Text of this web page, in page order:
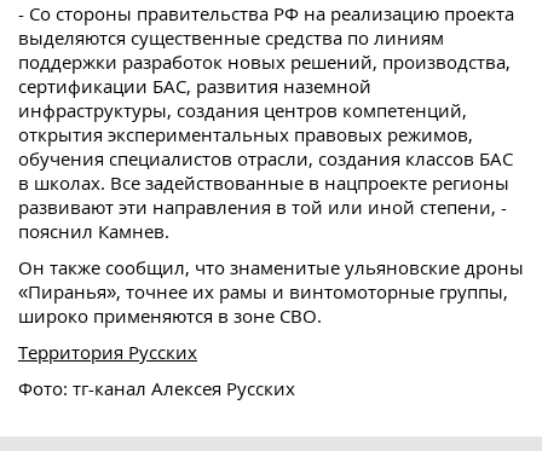
- Со стороны правительства РФ на реализацию проекта
выделяются существенные средства по линиям
поддержки разработок новых решений, производства,
сертификации БАС, развития наземной
инфраструктуры, создания центров компетенций,
открытия экспериментальных правовых режимов,
обучения специалистов отрасли, создания классов БАС
в школах. Все задействованные в нацпроекте регионы
развивают эти направления в той или иной степени, -
пояснил Камнев.
Он также сообщил, что знаменитые ульяновские дроны
«Пиранья», точнее их рамы и винтомоторные группы,
широко применяются в зоне СВО.
Территория Русских
Фото: тг-канал Алексея Русских